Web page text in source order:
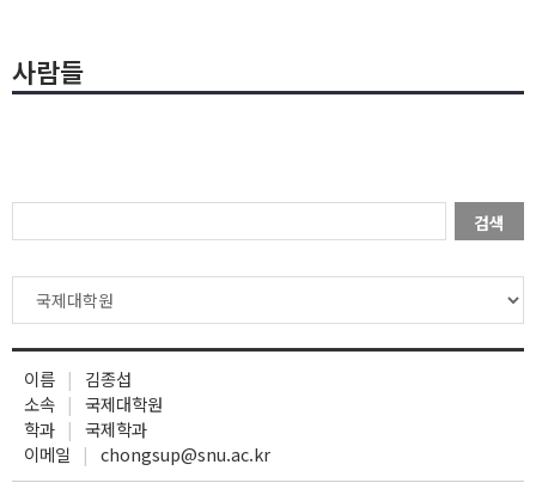
사람들
검색
이름
김종섭
소속
국제대학원
학과
국제학과
이메일
chongsup@snu.ac.kr